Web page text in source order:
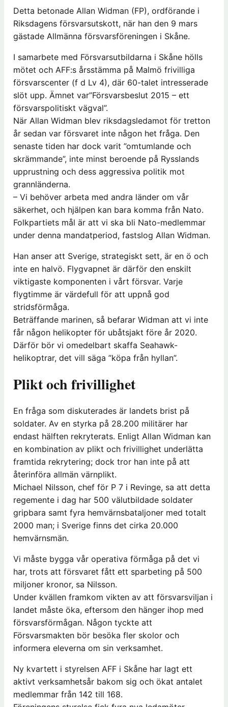
Detta betonade Allan Widman (FP), ordförande i
Riksdagens försvarsutskott, när han den 9 mars
gästade Allmänna försvarsföreningen i Skåne.
I samarbete med Försvarsutbildarna i Skåne hölls
mötet och AFF:s årsstämma på Malmö frivilliga
försvarscenter (f d Lv 4), där 60-talet intresserade
slöt upp. Ämnet var”Försvarsbeslut 2015 – ett
försvarspolitiskt vägval”.
När Allan Widman blev riksdagsledamot för tretton
år sedan var försvaret inte någon het fråga. Den
senaste tiden har dock varit ”omtumlande och
skrämmande”, inte minst beroende på Rysslands
upprustning och dess aggressiva politik mot
grannländerna.
– Vi behöver arbeta med andra länder om vår
säkerhet, och hjälpen kan bara komma från Nato.
Folkpartiets mål är att vi ska bli Nato-medlemmar
under denna mandatperiod, fastslog Allan Widman.
Han anser att Sverige, strategiskt sett, är en ö och
inte en halvö. Flygvapnet är därför den enskilt
viktigaste komponenten i vårt försvar. Varje
flygtimme är värdefull för att uppnå god
stridsförmåga.
Beträffande marinen, så befarar Widman att vi inte
får någon helikopter för ubåtsjakt före år 2020.
Därför bör vi omedelbart skaffa Seahawk-
helikoptrar, det vill säga ”köpa från hyllan”.
Plikt och frivillighet
En fråga som diskuterades är landets brist på
soldater. Av en styrka på 28.200 militärer har
endast hälften rekryterats. Enligt Allan Widman kan
en kombination av plikt och frivillighet underlätta
framtida rekrytering; dock tror han inte på att
återinföra allmän värnplikt.
Michael Nilsson, chef för P 7 i Revinge, sa att detta
regemente i dag har 500 välutbildade soldater
gripbara samt fyra hemvärnsbataljoner med totalt
2000 man; i Sverige finns det cirka 20.000
hemvärnsmän.
Vi måste bygga vår operativa förmåga på det vi
har, trots att försvaret fått ett sparbeting på 500
miljoner kronor, sa Nilsson.
Under kvällen framkom vikten av att försvarsviljan i
landet måste öka, eftersom den hänger ihop med
försvarsförmågan. Någon tyckte att
Försvarsmakten bör besöka fler skolor och
informera eleverna om sin verksamhet.
Ny kvartett i styrelsen AFF i Skåne har lagt ett
aktivt verksamhetsår bakom sig och ökat antalet
medlemmar från 142 till 168.